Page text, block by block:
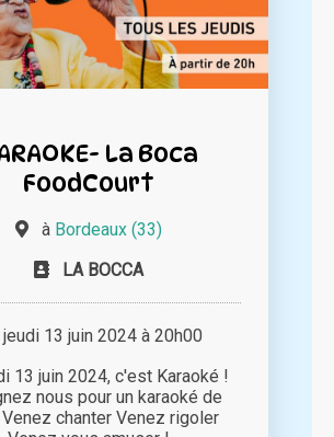
La Boca
FoodCourt
à Bordeaux (33)
LA BOCCA
jeudi 13 juin 2024 à 20h00
13 juin 2024, c'est Karaoké !
nous pour un karaoké de
chanter Venez rigoler